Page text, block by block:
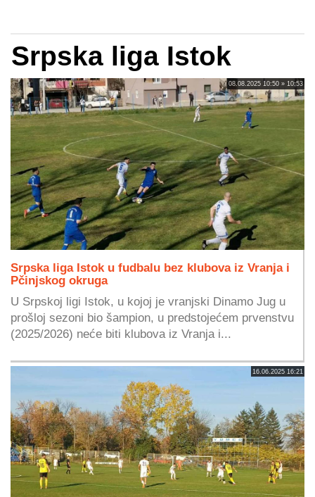
Srpska liga Istok
08.08.2025 10:50 » 10:53
Srpska liga Istok u fudbalu bez klubova iz Vranja i
Pčinjskog okruga
U Srpskoj ligi Istok, u kojoj je vranjski Dinamo Jug u
prošloj sezoni bio šampion, u predstojećem prvenstvu
(2025/2026) neće biti klubova iz Vranja i...
16.06.2025 16:21